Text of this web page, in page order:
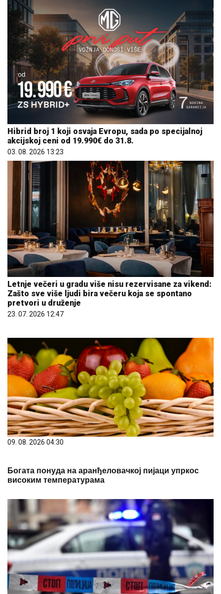
Hibrid broj 1 koji osvaja Evropu, sada po specijalnoj
akcijskoj ceni od 19.990€ do 31.8.
03. 08. 2026 13:23
Letnje večeri u gradu više nisu rezervisane za vikend:
Zašto sve više ljudi bira večeru koja se spontano
pretvori u druženje
23. 07. 2026 12:47
09. 08. 2026 04:30
Богата понуда на аранђеловачкој пијаци упркос
високим температурама